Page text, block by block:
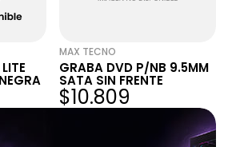
MAX TECNO
GRABA DVD P/NB 9.5MM
SATA SIN FRENTE
$10.809